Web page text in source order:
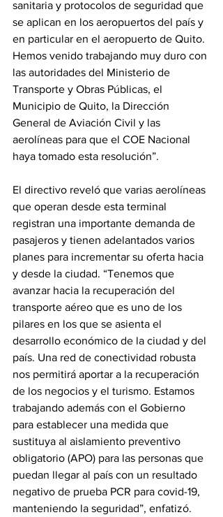
sanitaria y protocolos de seguridad que
se aplican en los aeropuertos del país y
en particular en el aeropuerto de Quito.
Hemos venido trabajando muy duro con
las autoridades del Ministerio de
Transporte y Obras Públicas, el
Municipio de Quito, la Dirección
General de Aviación Civil y las
aerolíneas para que el COE Nacional
haya tomado esta resolución”.
El directivo reveló que varias aerolíneas
que operan desde esta terminal
registran una importante demanda de
pasajeros y tienen adelantados varios
planes para incrementar su oferta hacia
y desde la ciudad. “Tenemos que
avanzar hacia la recuperación del
transporte aéreo que es uno de los
pilares en los que se asienta el
desarrollo económico de la ciudad y del
país. Una red de conectividad robusta
nos permitirá aportar a la recuperación
de los negocios y el turismo. Estamos
trabajando además con el Gobierno
para establecer una medida que
sustituya al aislamiento preventivo
obligatorio (APO) para las personas que
puedan llegar al país con un resultado
negativo de prueba PCR para covid-19,
manteniendo la seguridad”, enfatizó.